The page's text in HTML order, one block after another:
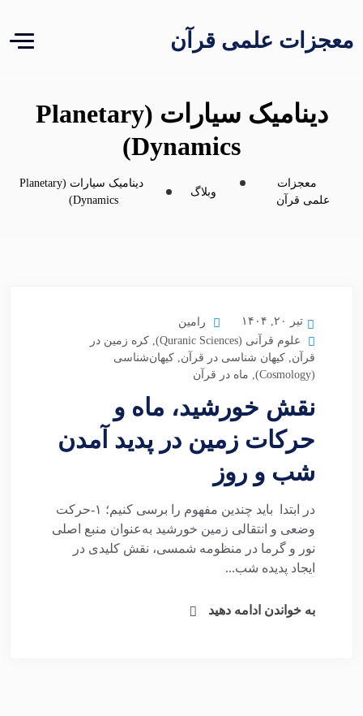
معجزات علمی قرآن
دینامیک سیارات (Planetary
Dynamics)
معجزات
علمی قرآن
وبلاگ
دینامیک سیارات (Planetary
Dynamics)
تیر ۲۰, ۱۴۰۴
رامین
علوم قرآنی (Quranic Sciences)
, کره زمین در
قرآن, کیهان شناسی در قرآن, کیهان‌شناسی
(Cosmology)
, ماه در قرآن
نقش خورشید، ماه و
حرکات زمین در پدید آمدن
شب و روز
در ابتدا باید چندین مفهوم را برسی کنیم؛ ۱-حرکت
وضعی و انتقالی زمین خورشید به‌عنوان منبع اصلی
نور و گرما در منظومه شمسی، نقش کلیدی در
ایجاد پدیده شب...
به خواندن ادامه دهید